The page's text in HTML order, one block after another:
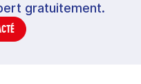
gratuitement.